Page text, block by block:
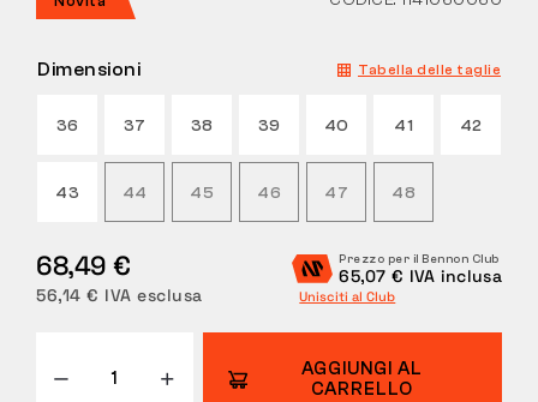
LABORATORIO BENNON
NEGOZIO CON BISTROT
Dimensioni Tabella delle taglie
36 37 38 39 40 41 42
43 44 45 46 47 48
68,49 €
56,14 € IVA esclusa
Prezzo per il Bennon Club
65,07 € IVA inclusa
Unisciti al Club
AGGIUNGI AL
CARRELLO